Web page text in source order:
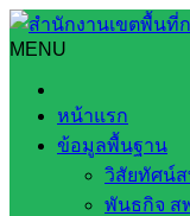
Skip
to
content
MENU
หน้าแรก
ข้อมูลพื้นฐาน
วิสัยทัศน์ส
พันธกิจ ส
Search
การจัดการทดสอบ
๒๕๖๕
การจัดการท